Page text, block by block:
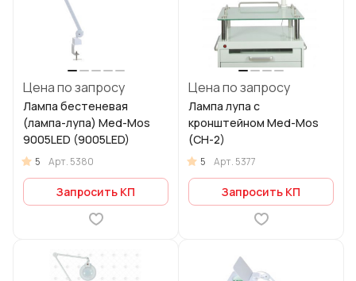
Цена по запросу
Лампа бестеневая
(лампа-лупа) Med-Mos
9005LED (9005LED)
5 Арт. 5380
Запросить КП
Цена по запросу
Лампа лупа с
кронштейном Med-Mos
(СН-2)
5 Арт. 5377
Запросить КП